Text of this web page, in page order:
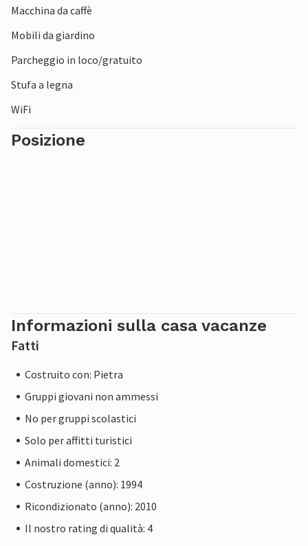
Macchina da caffè
Mobili da giardino
Parcheggio in loco/gratuito
Stufa a legna
WiFi
Posizione
Informazioni sulla casa vacanze
Fatti
Costruito con: Pietra
Gruppi giovani non ammessi
No per gruppi scolastici
Solo per affitti turistici
Animali domestici: 2
Costruzione (anno): 1994
Ricondizionato (anno): 2010
Il nostro rating di qualità: 4